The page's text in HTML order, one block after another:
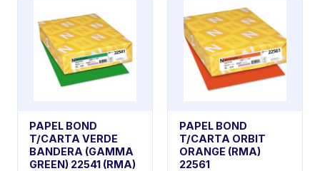
PAPEL BOND
T/CARTA VERDE
BANDERA (GAMMA
GREEN) 22541 (RMA)
PAPEL BOND
T/CARTA ORBIT
ORANGE (RMA)
22561